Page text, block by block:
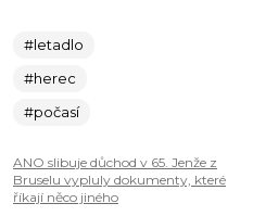
#letadlo
#herec
#počasí
ANO slibuje důchod v 65. Jenže z
Bruselu vypluly dokumenty, které
říkají něco jiného